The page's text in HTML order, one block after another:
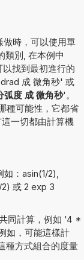
時，可以使用單
類別, 在本例中
找到最初進行的
成 微角秒' 或
弧度 成 微角秒'。
種可能性，它都省
一切都由計算機
：asin(1/2),
或 2 exp 3
同計算，例如 '4 *
如，可能這樣計
方式組合的度量